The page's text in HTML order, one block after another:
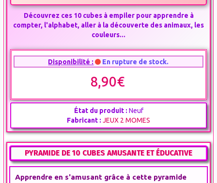
Découvrez ces 10 cubes à empiler pour apprendre à
compter, l'alphabet, aller à la découverte des animaux, les
couleurs...
Disponibilité : En rupture de stock.
8,90€
État du produit : Neuf
Fabricant : JEUX 2 MOMES
PYRAMIDE DE 10 CUBES AMUSANTE ET ÉDUCATIVE
Apprendre en s'amusant grâce à cette pyramide